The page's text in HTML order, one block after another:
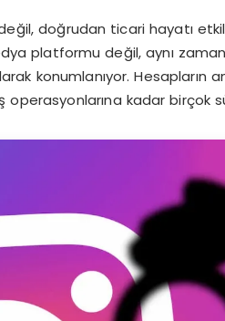
değil, doğrudan ticari hayatı
platformu değil, aynı
konumlanıyor. Hesapların
kadar birçok